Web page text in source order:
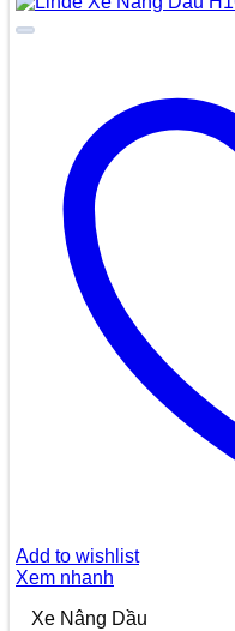
Add to wishlist
Xem nhanh
Xe Nâng Dầu